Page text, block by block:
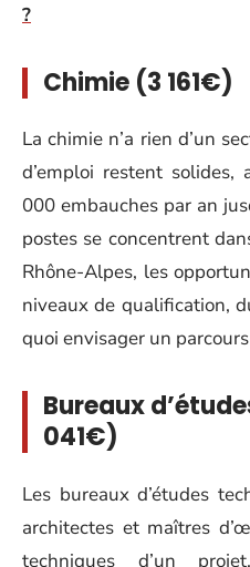
?
Chimie (3 161€)
La chimie n’a rien d’un
d’emploi restent
000 embauches par an
postes se concentrent
Rhône-Alpes, les
niveaux de qualification,
quoi envisager un
Bureaux
041€)
Les bureaux d’études
architectes et maîtres
techniques d’un